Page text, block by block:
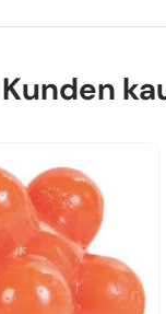
Kunden